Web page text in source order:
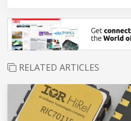
RELATED ARTICLES